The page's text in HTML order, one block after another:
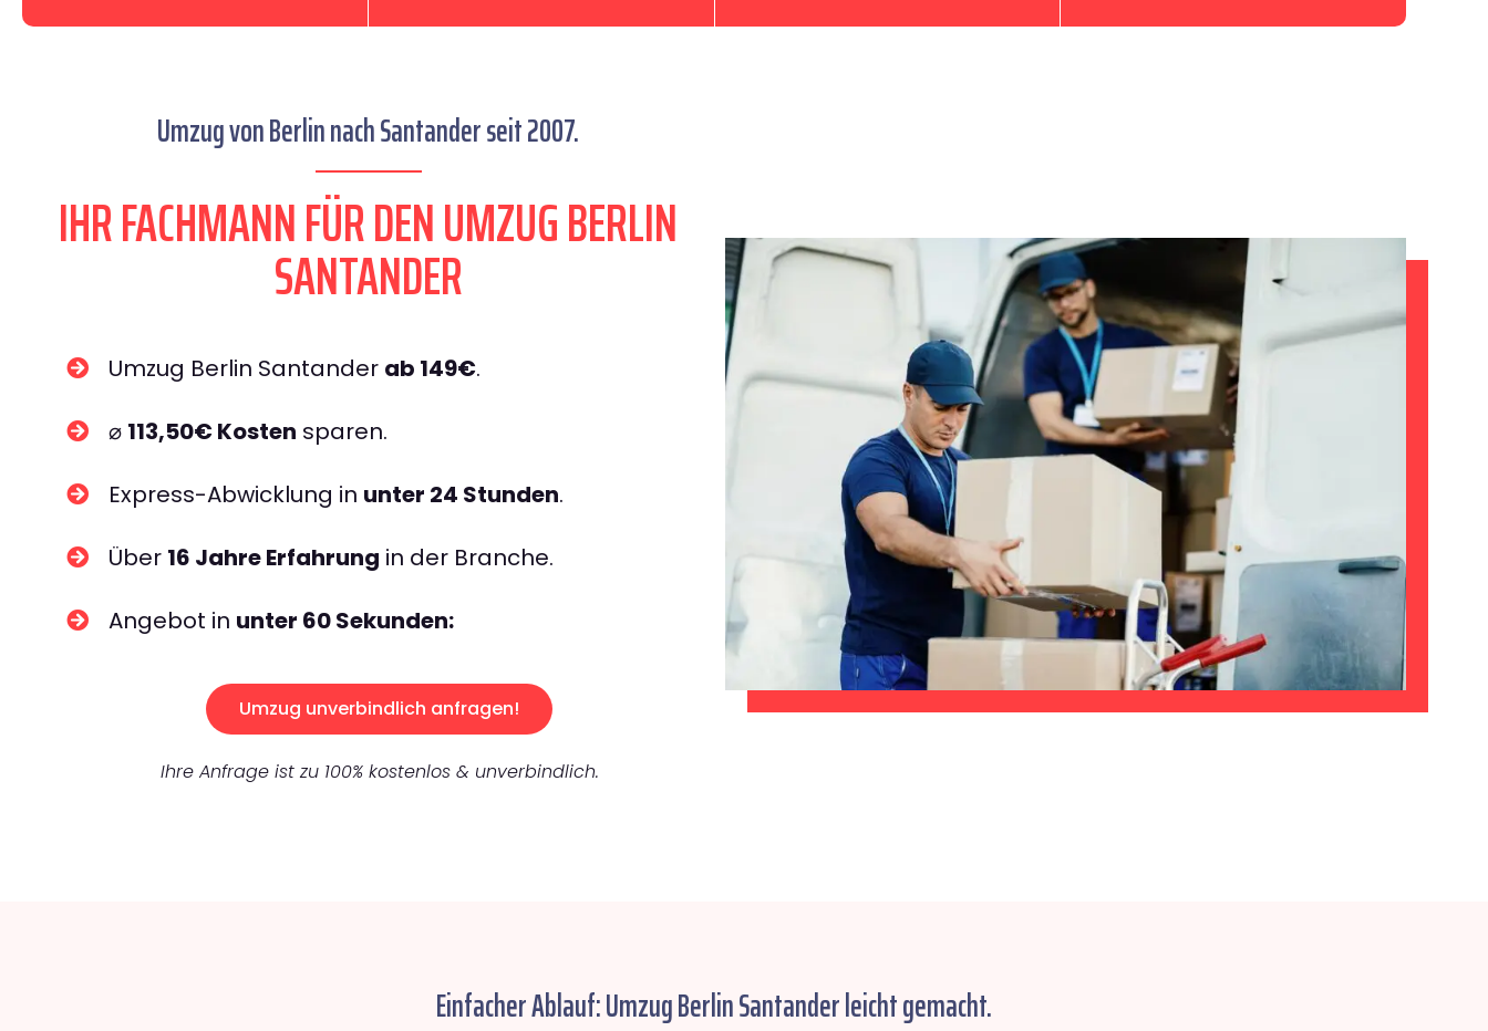
Umzug von Berlin nach Santander seit 2007.
IHR FACHMANN FÜR DEN UMZUG BERLIN
SANTANDER
Umzug Berlin Santander ab 149€.
⌀ 113,50€ Kosten sparen.
Express-Abwicklung in unter 24 Stunden.
Über 16 Jahre Erfahrung in der Branche.
Angebot in unter 60 Sekunden:
Umzug unverbindlich anfragen!
Ihre Anfrage ist zu 100% kostenlos & unverbindlich.
Einfacher Ablauf: Umzug Berlin Santander leicht gemacht.